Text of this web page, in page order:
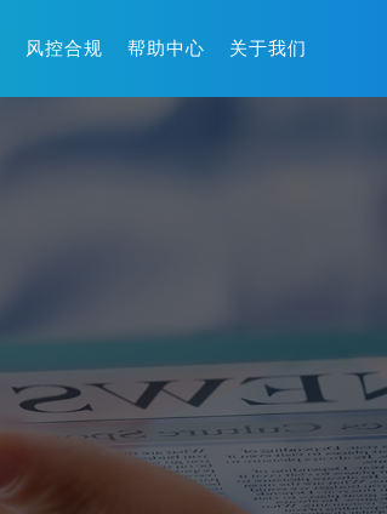
风控合规 帮助中心 关于我们